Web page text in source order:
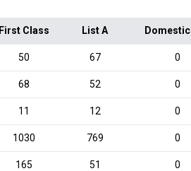
First Class List A
50 67 0
68 52 0
11 12 0
1030 769 0
165 51 0